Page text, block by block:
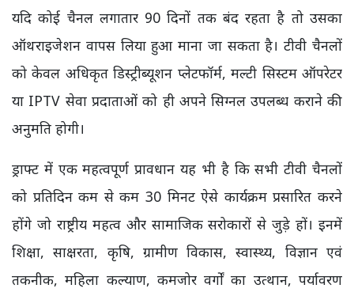
यदि कोई चैनल लगातार 90 दिनों तक बंद रहता है तो उसका
ऑथराइजेशन वापस लिया हुआ माना जा सकता है। टीवी चैनलों
को केवल अधिकृत डिस्ट्रीब्यूशन प्लेटफॉर्म, मल्टी सिस्टम ऑपरेटर
या IPTV सेवा प्रदाताओं को ही अपने सिग्नल उपलब्ध कराने की
अनुमति होगी।
ड्राफ्ट में एक महत्वपूर्ण प्रावधान यह भी है कि सभी टीवी चैनलों
को प्रतिदिन कम से कम 30 मिनट ऐसे कार्यक्रम प्रसारित करने
होंगे जो राष्ट्रीय महत्व और सामाजिक सरोकारों से जुड़े हों। इनमें
शिक्षा, साक्षरता, कृषि, ग्रामीण विकास, स्वास्थ्य, विज्ञान एवं
तकनीक, महिला कल्याण, कमजोर वर्गों का उत्थान, पर्यावरण